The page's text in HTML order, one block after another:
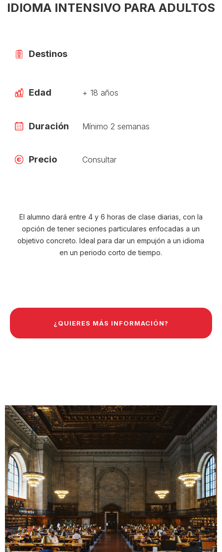
IDIOMA INTENSIVO PARA ADULTOS
Edad
Duración
Precio
Destinos
+ 18 años
Mínimo 2 semanas
Consultar
El alumno dará entre 4 y 6 horas de clase diarias, con la
opción de tener seciones particulares enfocadas a un
objetivo concreto. Ideal para dar un empujón a un idioma
en un periodo corto de tiempo.
¿QUIERES MÁS INFORMACIÓN?